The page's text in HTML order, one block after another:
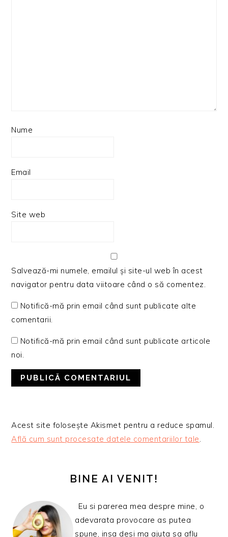
Nume
Email
Site web
Salvează-mi numele, emailul și site-ul web în acest
navigator pentru data viitoare când o să comentez.
Notifică-mă prin email când sunt publicate alte
comentarii.
Notifică-mă prin email când sunt publicate articole
noi.
Acest site folosește Akismet pentru a reduce spamul.
Află cum sunt procesate datele comentariilor tale.
PRINCIPALĂBINE AI VENIT!
Eu si parerea mea despre mine, o
adevarata provocare as putea
spune, insa desi ma ajuta sa aflu